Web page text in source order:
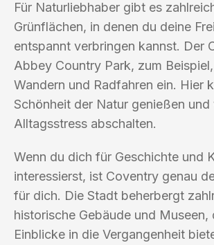
Für Naturliebhaber gibt es
Grünflächen, in denen du deine
entspannt verbringen kannst. Der
Abbey Country Park, zum
Wandern und Radfahren ein. Hier
Schönheit der Natur genießen und
Alltagsstress abschalten.
Wenn du dich für Geschichte und
interessierst, ist Coventry genau
für dich. Die Stadt beherbergt
historische Gebäude und Museen,
Einblicke in die Vergangenheit